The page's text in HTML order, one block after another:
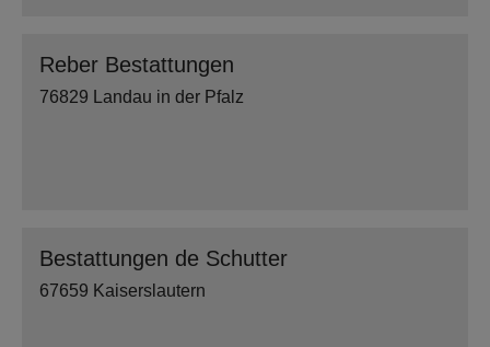
Reber Bestattungen
76829 Landau in der Pfalz
Bestattungen de Schutter
67659 Kaiserslautern